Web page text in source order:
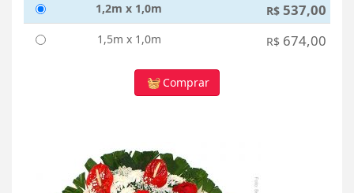
1,2m x 1,0m R$ 537,00
1,5m x 1,0m R$ 674,00
Comprar